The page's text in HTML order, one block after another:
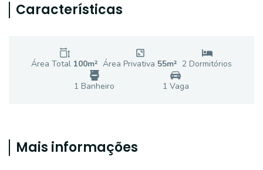
Características
Área Total 100m² Área Privativa 55m² 2 Dormitórios
1 Banheiro 1 Vaga
Mais informações